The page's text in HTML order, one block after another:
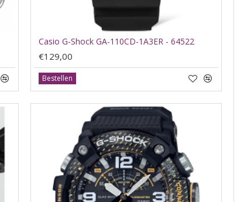
Casio G-Shock GA-110CD-1A3ER - 64522
€129,00
Bestellen